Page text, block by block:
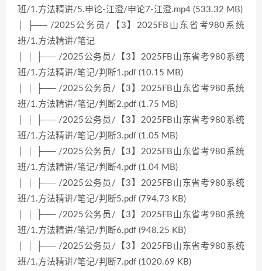
班/1.方法精讲/5.申论-江澄/申论7-江澄.mp4 (533.32 MB)
│ ├── /2025公务员/【3】2025FB山东省考980系统
班/1.方法精讲/笔记
│ │ ├── /2025公务员/【3】2025FB山东省考980系统
班/1.方法精讲/笔记/判断1.pdf (10.15 MB)
│ │ ├── /2025公务员/【3】2025FB山东省考980系统
班/1.方法精讲/笔记/判断2.pdf (1.75 MB)
│ │ ├── /2025公务员/【3】2025FB山东省考980系统
班/1.方法精讲/笔记/判断3.pdf (1.05 MB)
│ │ ├── /2025公务员/【3】2025FB山东省考980系统
班/1.方法精讲/笔记/判断4.pdf (1.04 MB)
│ │ ├── /2025公务员/【3】2025FB山东省考980系统
班/1.方法精讲/笔记/判断5.pdf (794.73 KB)
│ │ ├── /2025公务员/【3】2025FB山东省考980系统
班/1.方法精讲/笔记/判断6.pdf (948.25 KB)
│ │ ├── /2025公务员/【3】2025FB山东省考980系统
班/1.方法精讲/笔记/判断7.pdf (1020.69 KB)